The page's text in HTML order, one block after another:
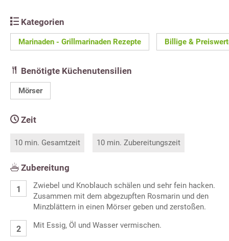
Kategorien
Marinaden - Grillmarinaden Rezepte Billige &
Benötigte Küchenutensilien
Mörser
Zeit
10 min. Gesamtzeit 10 min. Zubereitungszeit
Zubereitung
Zwiebel und Knoblauch schälen und sehr fein hacken.
Zusammen mit dem abgezupften Rosmarin und den
Minzblättern in einen Mörser geben und zerstoßen.
Mit Essig, Öl und Wasser vermischen.